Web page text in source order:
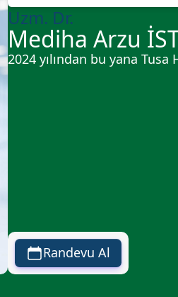
Uzm. Dr.
Mediha Arzu
2024 yılından bu yana
Randevu Al